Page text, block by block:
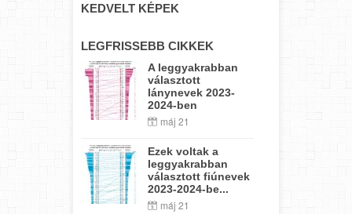
KEDVELT KÉPEK
LEGFRISSEBB CIKKEK
A leggyakrabban
választott
lánynevek 2023-
2024-ben
máj 21
Ezek voltak a
leggyakrabban
választott fiúnevek
2023-2024-be...
máj 21